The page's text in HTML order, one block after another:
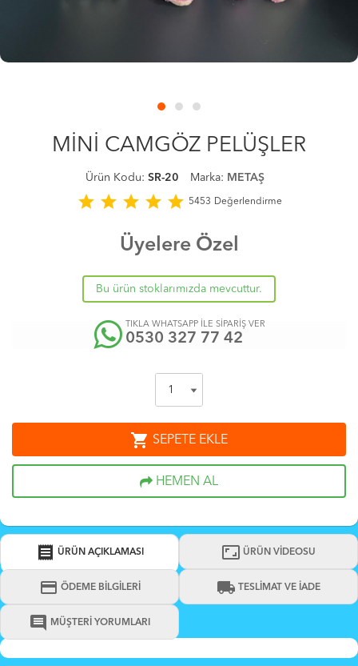
MİNİ CAMGÖZ PELÜŞLER
Ürün Kodu: SR-20 Marka: METAŞ
star star star star star 5453 Değerlendirme
Üyelere Özel
Bu ürün stoklarımızda mevcuttur.
TIKLA WHATSAPP İLE SİPARİŞ VER
0530 327 77 42
shopping_cart SEPETE EKLE
HEMEN AL
receipt ÜRÜN AÇIKLAMASI aspect_ratio ÜRÜN VİDEOSU
credit_card ÖDEME BİLGİLERİ local_shipping TESLİMAT VE İADE
comment MÜŞTERİ YORUMLARI